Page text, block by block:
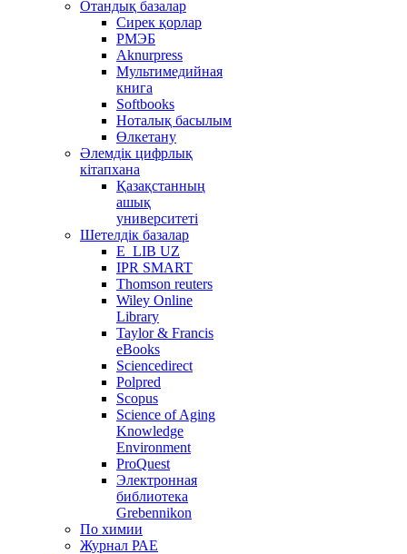
Отандық базалар
Сирек қорлар
РМЭБ
Аknurpress
Мультимедийная
книга
Softbooks
Ноталық басылым
Өлкетану
Әлемдік цифрлық
кітапхана
Қазақстанның
ашық
университеті
Шетелдік базалар
E_LIB UZ
IPR SMART
Thomson reuters
Wiley Online
Library
Taylor & Francis
eBooks
Sciencedirect
Polpred
Scopus
Science of Aging
Knowledge
Environment
ProQuest
Электронная
библиотека
Grebennikon
По химии
Журнал РАЕ